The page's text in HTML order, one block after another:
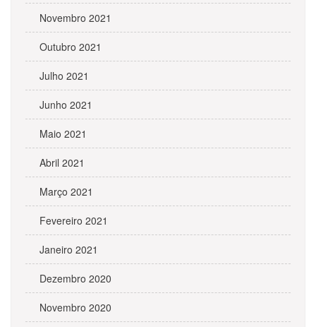
Novembro 2021
Outubro 2021
Julho 2021
Junho 2021
Maio 2021
Abril 2021
Março 2021
Fevereiro 2021
Janeiro 2021
Dezembro 2020
Novembro 2020